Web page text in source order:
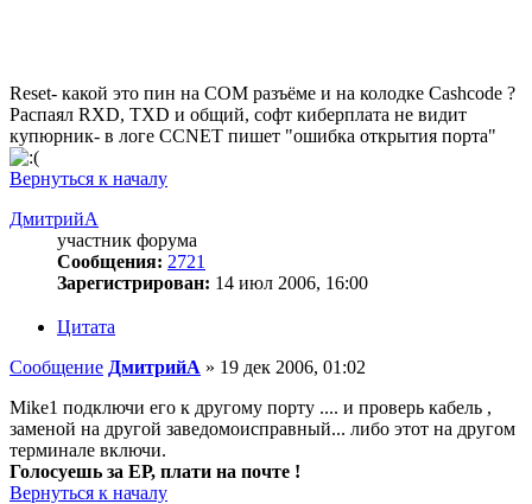
Reset- какой это пин на COM разъёме и на колодке Cashcode ?
Распаял RXD, TXD и общий, софт киберплата не видит
купюрник- в логе CCNET пишет "ошибка открытия порта"
Вернуться к началу
ДмитрийА
участник форума
Сообщения: 2721
Зарегистрирован: 14 июл 2006, 16:00
Цитата
Сообщение ДмитрийА » 19 дек 2006, 01:02
Mike1 подключи его к другому порту .... и проверь кабель ,
заменой на другой заведомоисправный... либо этот на другом
терминале включи.
Голосуешь за ЕР, плати на почте !
Вернуться к началу